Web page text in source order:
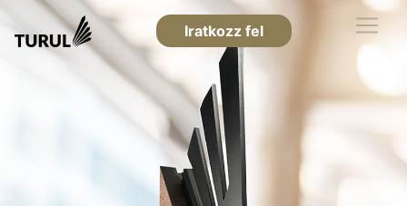
Iratkozz fel